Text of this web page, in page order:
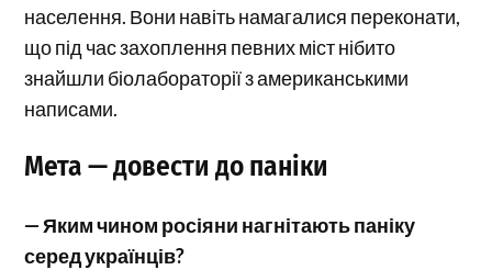
населення. Вони навіть намагалися переконати,
що під час захоплення певних міст нібито
знайшли біолабораторії з американськими
написами.
Мета — довести до паніки
— Яким чином росіяни нагнітають паніку
серед українців?